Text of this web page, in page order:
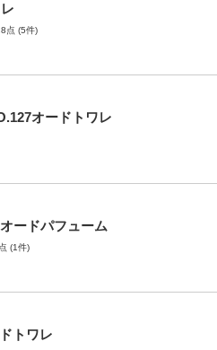
点 (5件)
オードトワレ
ードパフューム
(1件)
トワレ